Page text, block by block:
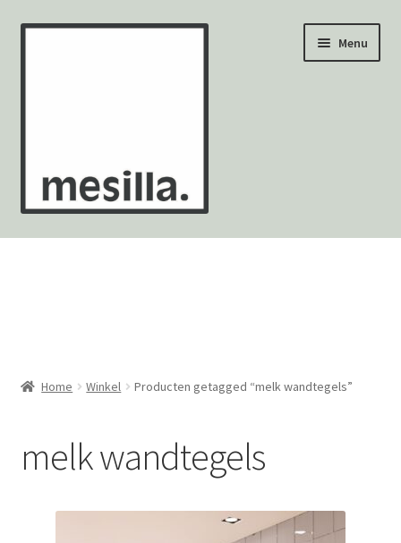
Ga
Ga
Menu
Wandtegels
Mozaïekvellen
Contact
Home Winkel Producten getagged “melk wandtegels”
melk wandtegels